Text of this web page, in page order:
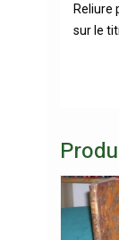
Reliure
sur le